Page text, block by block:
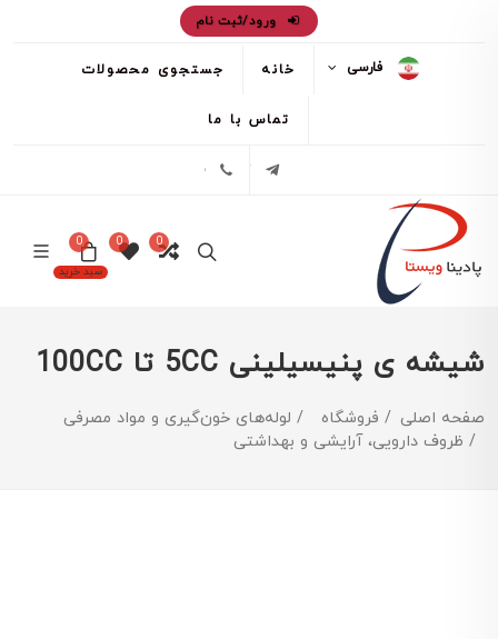
ورود/ثبت نام
فارسی خانه جستجوی محصولات
تماس با ما
تلگرام
0
0
سبد خرید
0
شیشه ی پنیسیلینی 5CC تا 100CC
صفحه اصلی فروشگاه
لوله‌های خون‌گیری و مواد مصرفی
ظروف دارویی، آرایشی و بهداشتی